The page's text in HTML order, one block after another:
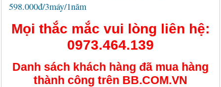
598.000đ/3máy/1năm
Mọi thắc mắc vui lòng liên hệ:
0973.464.139
Danh sách khách hàng đã mua hàng
thành công trên BB.COM.VN